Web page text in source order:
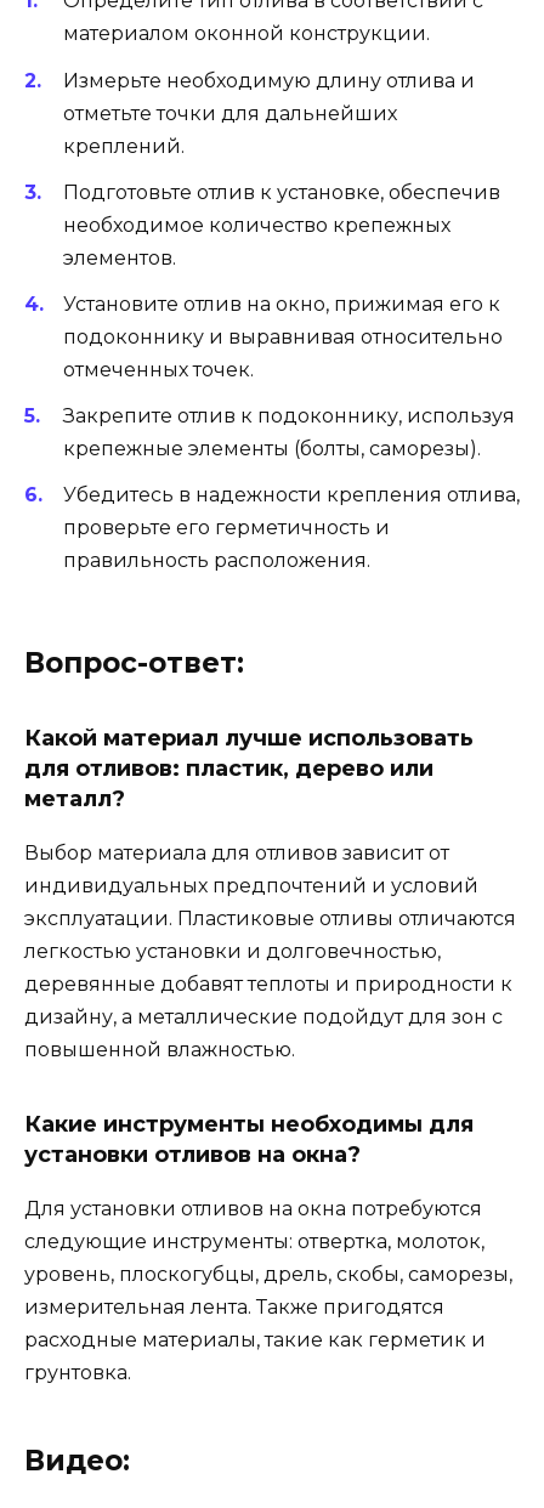
материалом оконной конструкции.
Измерьте необходимую длину отлива и
отметьте точки для дальнейших
креплений.
Подготовьте отлив к установке, обеспечив
необходимое количество крепежных
элементов.
Установите отлив на окно, прижимая его к
подоконнику и выравнивая относительно
отмеченных точек.
Закрепите отлив к подоконнику, используя
крепежные элементы (болты, саморезы).
Убедитесь в надежности крепления отлива,
проверьте его герметичность и
правильность расположения.
Вопрос-ответ:
Какой материал лучше использовать
для отливов: пластик, дерево или
металл?
Выбор материала для отливов зависит от
индивидуальных предпочтений и условий
эксплуатации. Пластиковые отливы отличаются
легкостью установки и долговечностью,
деревянные добавят теплоты и природности к
дизайну, а металлические подойдут для зон с
повышенной влажностью.
Какие инструменты необходимы для
установки отливов на окна?
Для установки отливов на окна потребуются
следующие инструменты: отвертка, молоток,
уровень, плоскогубцы, дрель, скобы, саморезы,
измерительная лента. Также пригодятся
расходные материалы, такие как герметик и
грунтовка.
Видео: